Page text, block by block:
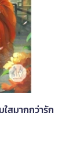
สมากกว่ารัก